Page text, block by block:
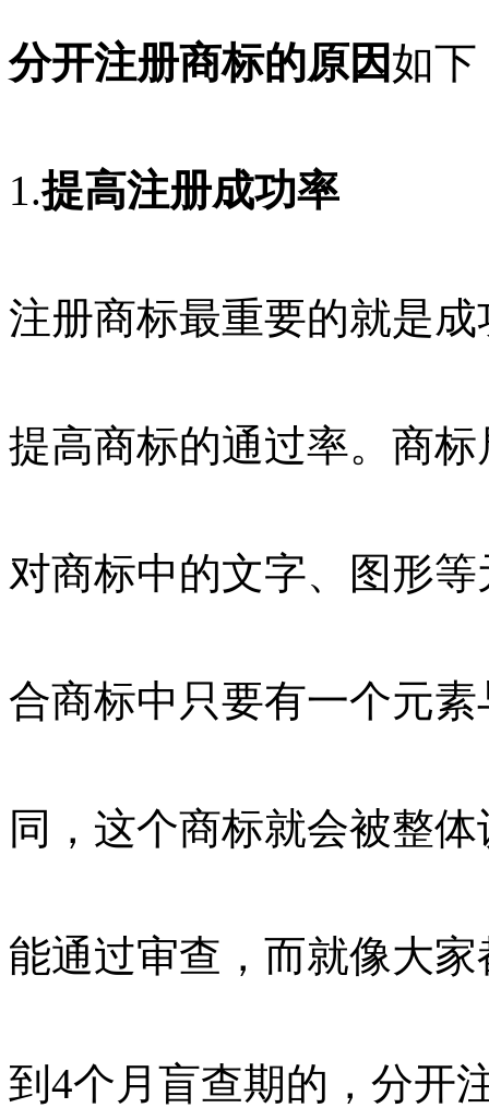
分开注册商标的原因如下
1.提高注册成功率
注册商标最重要的就是
提高商标的通过率。商
对商标中的文字、图形
合商标中只要有一个元
同，这个商标就会被整
能通过审查，而就像大
到4个月盲查期的，分开